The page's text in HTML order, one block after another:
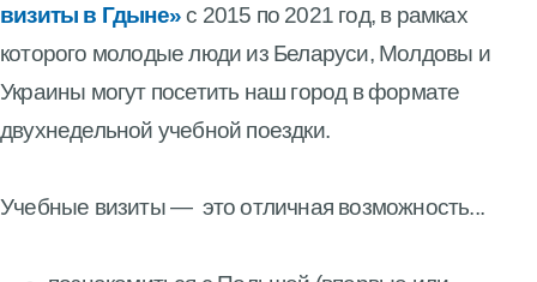
визиты в Гдыне»с 2015 по 2021 год, в рамках
которого молодые люди из Беларуси, Молдовы и
Украины могут посетить наш город в формате
двухнедельной учебной поездки.
Учебные визиты— это отличная возможность...